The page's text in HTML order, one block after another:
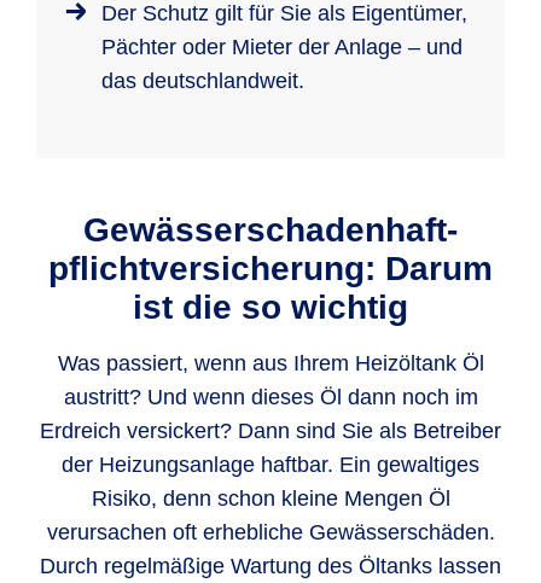
Der Schutz gilt für Sie als Eigentümer,
Pächter oder Mieter der Anlage – und
das deutschlandweit.
Gewässer­schadenhaft­
pflicht­versicherung: Darum
ist die so wichtig
Was passiert, wenn aus Ihrem Heizöltank Öl
austritt? Und wenn dieses Öl dann noch im
Erdreich versickert? Dann sind Sie als Betreiber
der Heizungsanlage haftbar. Ein gewaltiges
Risiko, denn schon kleine Mengen Öl
verursachen oft erhebliche Gewässerschäden.
Durch regelmäßige Wartung des Öltanks lassen